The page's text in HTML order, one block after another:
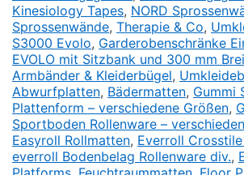
Kinesiology Tapes, NORD
Sprossenwände, Therapie & Co,
S3000 Evolo, Garderobenschränke
EVOLO mit Sitzbank und 300 mm
Armbänder & Kleiderbügel,
Abwurfplatten, Bädermatten, Gummi
Plattenform – verschiedene Größen,
Sportboden Rollenware –
Easyroll Rollmatten, Everroll
everroll Bodenbelag Rollenware div.,